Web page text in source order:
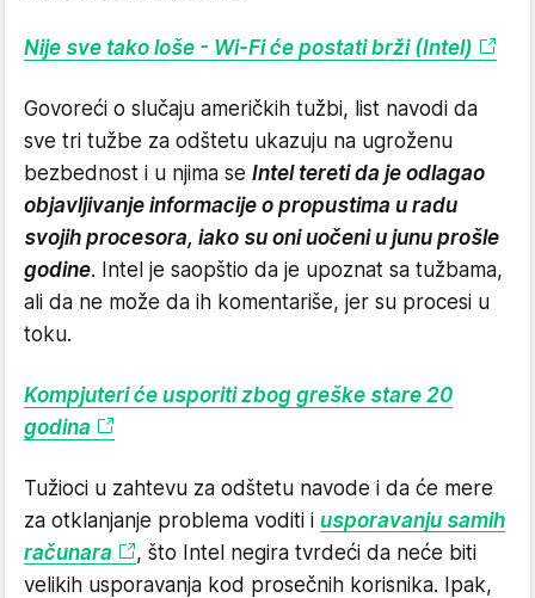
Nije sve tako loše - Wi-Fi će postati brži (Intel)
Govoreći o slučaju američkih tužbi, list navodi da
sve tri tužbe za odštetu ukazuju na ugroženu
bezbednost i u njima se Intel tereti da je odlagao
objavljivanje informacije o propustima u radu
svojih procesora, iako su oni uočeni u junu prošle
godine. Intel je saopštio da je upoznat sa tužbama,
ali da ne može da ih komentariše, jer su procesi u
toku.
Kompjuteri će usporiti zbog greške stare 20
godina
Tužioci u zahtevu za odštetu navode i da će mere
za otklanjanje problema voditi i usporavanju samih
računara
, što Intel negira tvrdeći da neće biti
velikih usporavanja kod prosečnih korisnika. Ipak,